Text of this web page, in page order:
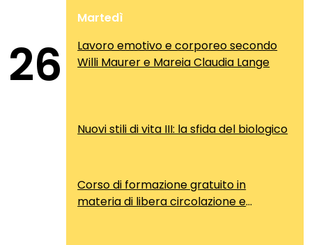
26
Martedì
Lavoro emotivo e corporeo secondo
Willi Maurer e Mareia Claudia Lange
Nuovi stili di vita III: la sfida del biologico
Corso di formazione gratuito in
materia di libera circolazione e